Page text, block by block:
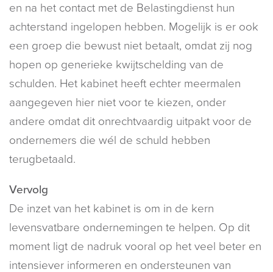
en na het contact met de Belastingdienst hun
achterstand ingelopen hebben. Mogelijk is er ook
een groep die bewust niet betaalt, omdat zij nog
hopen op generieke kwijtschelding van de
schulden. Het kabinet heeft echter meermalen
aangegeven hier niet voor te kiezen, onder
andere omdat dit onrechtvaardig uitpakt voor de
ondernemers die wél de schuld hebben
terugbetaald.
Vervolg
De inzet van het kabinet is om in de kern
levensvatbare ondernemingen te helpen. Op dit
moment ligt de nadruk vooral op het veel beter en
intensiever informeren en ondersteunen van